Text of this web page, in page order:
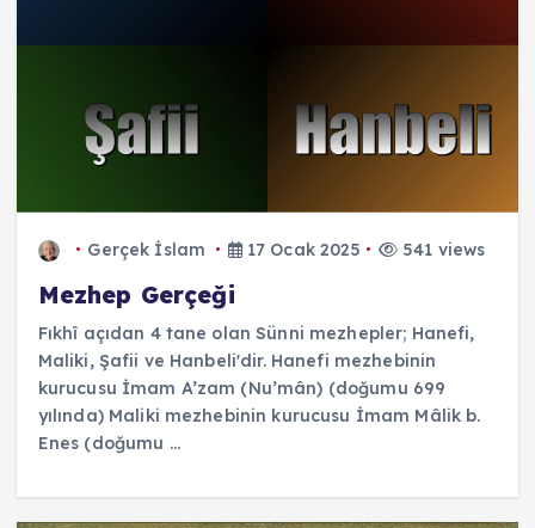
Gerçek İslam 17 Ocak 2025 541 views
Mezhep Gerçeği
Fıkhî açıdan 4 tane olan Sünni mezhepler; Hanefi,
Maliki, Şafii ve Hanbeli'dir. Hanefi mezhebinin
kurucusu İmam A’zam (Nu’mân) (doğumu 699
yılında) Maliki mezhebinin kurucusu İmam Mâlik b.
Enes (doğumu ...